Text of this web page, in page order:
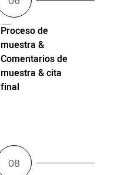
Proceso de
muestra &
Comentarios de
muestra & cita
final